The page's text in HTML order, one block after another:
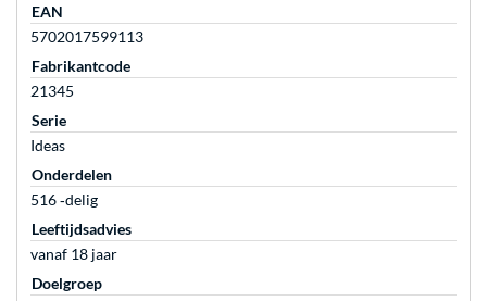
EAN
5702017599113
Fabrikantcode
21345
Serie
Ideas
Onderdelen
516 ‐delig
Leeftijdsadvies
vanaf 18 jaar
Doelgroep